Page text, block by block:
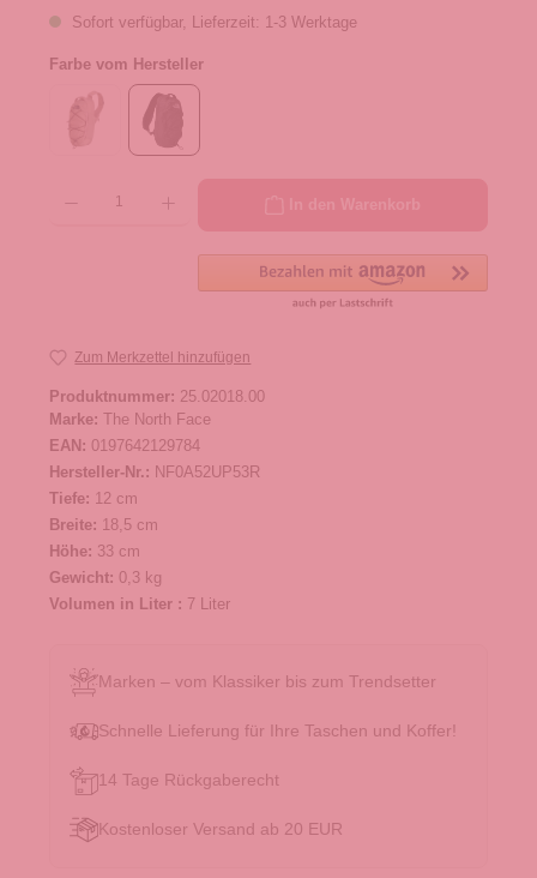
Sofort verfügbar, Lieferzeit: 1-3 Werktage
Farbe vom Hersteller
Zum Merkzettel hinzufügen
Produktnummer: 25.02018.00
Marke: The North Face
EAN: 0197642129784
Hersteller-Nr.: NF0A52UP53R
Tiefe: 12 cm
Breite: 18,5 cm
Höhe: 33 cm
Gewicht: 0,3 kg
Volumen in Liter : 7 Liter
Marken – vom Klassiker bis zum Trendsetter
Schnelle Lieferung für Ihre Taschen und Koffer!
14 Tage Rückgaberecht
Kostenloser Versand ab 20 EUR